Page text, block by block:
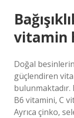
vitamin
Doğal besinlerin
güçlendiren
B6 vitamini, C
Ayrıca çinko,